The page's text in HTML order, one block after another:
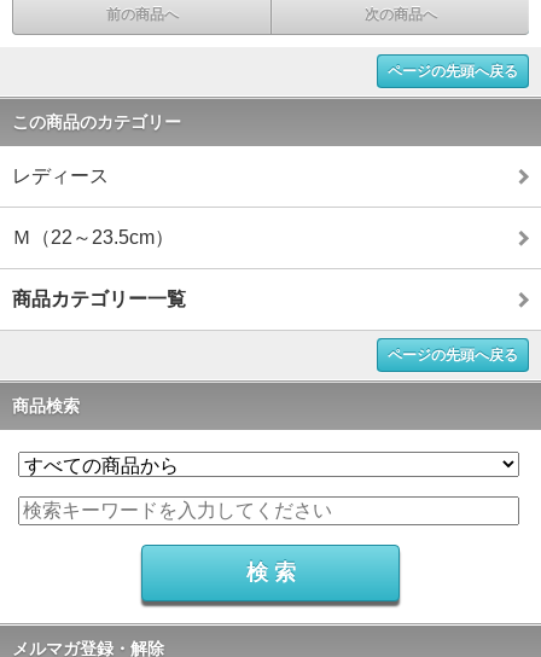
前の商品へ 次の商品へ
ページの先頭へ戻る
この商品のカテゴリー
レディース
Ｍ（22～23.5cm）
商品カテゴリー一覧
ページの先頭へ戻る
商品検索
メルマガ登録・解除